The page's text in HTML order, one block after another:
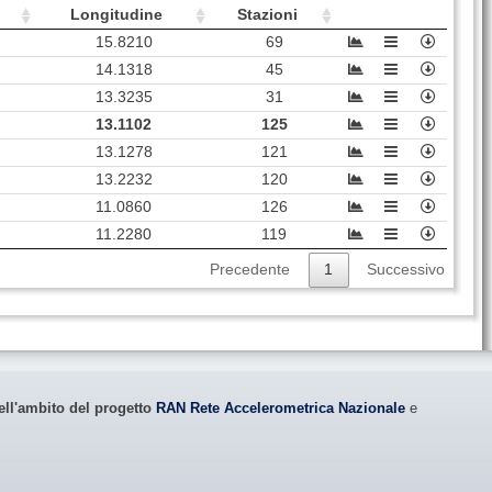
SNO 3069 Sarnano (
30 Foligno ( PG)
44 Tolentino ( MC
SPD 42 69210 L'Aquila (AQ)
33 Spoleto ( PG)
32 Spoleto ( PG)
40 473 Campotosto (AQ)
Campotosto (
FBR 58 29070 Fabriano (AN)
BVG 42 4777 Bevagna (PG)
Longitudine
Stazioni
15.8210
69
14.1318
45
13.3235
31
13.1102
125
13.1278
121
13.2232
120
11.0860
126
11.2280 119
Precedente 1 Successivo
del progetto RAN Rete Accelerometrica Nazionale e